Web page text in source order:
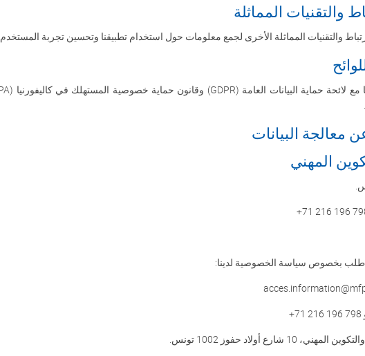
والتقنيات المماثلة
والتقنيات المماثلة الأخرى لجمع معلومات حول استخدام تطبيقنا وتحسين تجربة المستخدم
لائحة حماية البيانات العامة (GDPR) وقانون حماية خصوصية المستهلك في كاليفورنيا (CCPA)
.
معالجة البيانات
المهني
.
طلب بخصوص سياسة الخصوصية لدينا:
شارع أولاد حفوز 1002 تونس
.